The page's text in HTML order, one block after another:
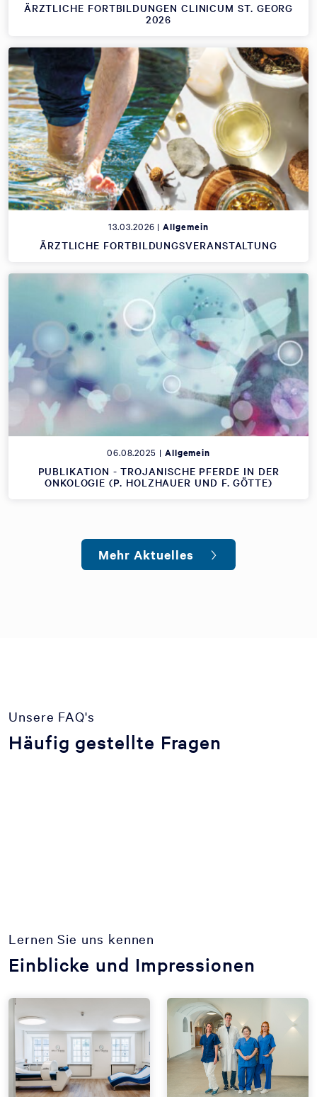
ÄRZTLICHE FORTBILDUNGEN CLINICUM ST. GEORG
2026
13.03.2026 |Allgemein
ÄRZTLICHE FORTBILDUNGSVERANSTALTUNG
06.08.2025 | Allgemein
PUBLIKATION - TROJANISCHE PFERDE IN DER
ONKOLOGIE (P. HOLZHAUER UND F. GÖTTE)
Mehr Aktuelles
Unsere FAQ's
Häufig gestellte Fragen
Lernen Sie uns kennen
Einblicke und Impressionen